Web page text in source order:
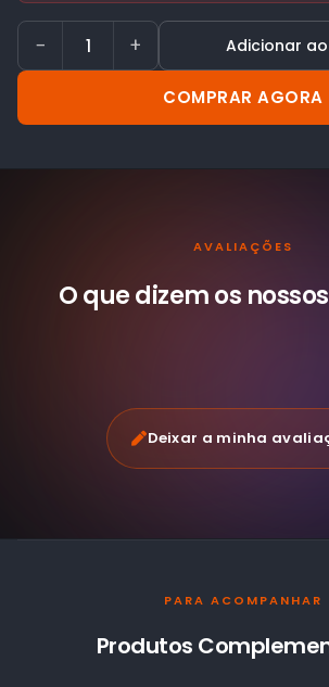
− + Adicionar
COMPRAR AGORA
AVALIAÇÕES
O que dizem os nossos
Deixar a minha
PARA ACOMPANHAR
Produtos